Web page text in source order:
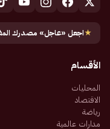
★اجعل «عاجل» مصدرك
الأقسام
المحليات
الاقتصاد
رياضة
مدارات عالمية